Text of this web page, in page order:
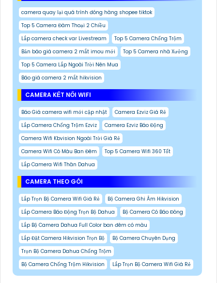
camera quay lại quá trình đóng hàng shopee tiktok
Top 5 Camera Đàm Thoại 2 Chiều
Lắp camera check var Livestream
Top 5 Camera Chống Trộm
Bản báo giá camera 2 mắt imou mới
Top 5 Camera nhà Xưởng
Top 5 Camera Lắp Ngoài Trời Nên Mua
Báo giá camera 2 mắt hikvision
CAMERA KẾT NỐI WIFI
Báo Giá camera wifi mới cập nhật
Camera Ezviz Giá Rẻ
Lắp Camera Chống Trộm Ezviz
Camera Ezviz Báo Động
Camera Wifi Kbvision Ngoài Trời Giá Rẻ
Camera Wifi Có Màu Ban Đêm
Top 5 Camera Wifi 360 Tốt
Lắp Camera Wifi Thân Dahua
CAMERA THEO GÓI
Lắp Trọn Bộ Camera Wifi Giá Rẻ
Bộ Camera Ghi Âm Hikvision
Lắp Camera Báo Động Trọn Bộ Dahua
Bộ Camera Có Báo Đông
Lắp Bộ Camera Dahua Full Color ban đêm có màu
Lắp Đặt Camera Hikvision Trọn Bộ
Bộ Camera Chuyên Dụng
Trọn Bộ Camera Dahua Chống Trộm
Bộ Camera Chống Trộm Hikvision
Lắp Trọn Bộ Camera Wifi Giá Rẻ